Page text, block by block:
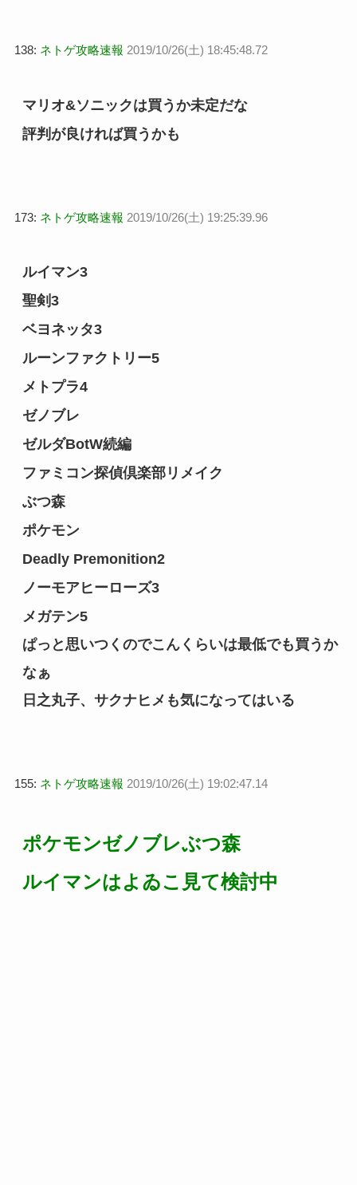
138: ネトゲ攻略速報 2019/10/26(土) 18:45:48.72
マリオ&ソニックは買うか未定だな
評判が良ければ買うかも
173: ネトゲ攻略速報 2019/10/26(土) 19:25:39.96
ルイマン3
聖剣3
ベヨネッタ3
ルーンファクトリー5
メトプラ4
ゼノブレ
ゼルダBotW続編
ファミコン探偵倶楽部リメイク
ぶつ森
ポケモン
Deadly Premonition2
ノーモアヒーローズ3
メガテン5
ぱっと思いつくのでこんくらいは最低でも買うか
なぁ
日之丸子、サクナヒメも気になってはいる
155: ネトゲ攻略速報 2019/10/26(土) 19:02:47.14
ポケモンゼノブレぶつ森
ルイマンはよゐこ見て検討中